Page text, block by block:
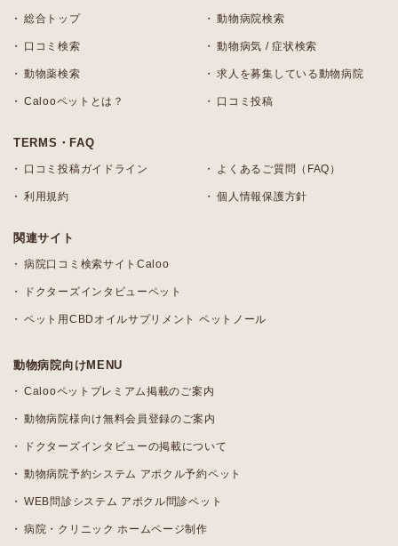
総合トップ 動物病院検索
口コミ検索 動物病気 / 症状検索
動物薬検索 求人を募集している動物病院
Calooペットとは？ 口コミ投稿
TERMS・FAQ
口コミ投稿ガイドライン よくあるご質問（FAQ）
利用規約 個人情報保護方針
関連サイト
病院口コミ検索サイトCaloo
ドクターズインタビューペット
ペット用CBDオイルサプリメント ペットノール
動物病院向けMENU
Calooペットプレミアム掲載のご案内
動物病院様向け無料会員登録のご案内
ドクターズインタビューの掲載について
動物病院予約システム アポクル予約ペット
WEB問診システム アポクル問診ペット
病院・クリニック ホームページ制作